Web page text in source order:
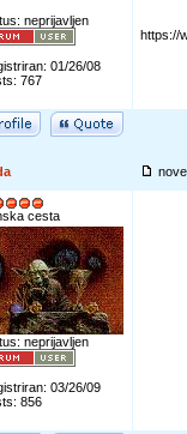
neprijavljen
01/26/08
767
https://
cesta
neprijavljen
03/26/09
856